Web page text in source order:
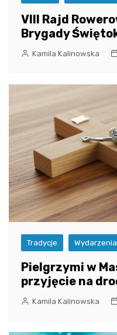
VIII Rajd
Brygady
Kamila Kalinowska
Tradycje Wydarzenia
Pielgrzymi w
przyjęcie na
Kamila Kalinowska